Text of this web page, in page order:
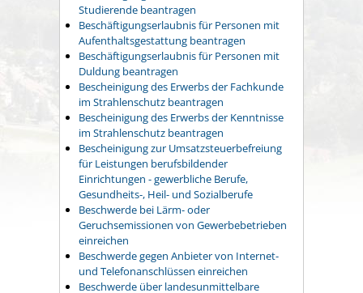
Studierende beantragen
Beschäftigungserlaubnis für Personen mit
Aufenthaltsgestattung beantragen
Beschäftigungserlaubnis für Personen mit
Duldung beantragen
Bescheinigung des Erwerbs der Fachkunde
im Strahlenschutz beantragen
Bescheinigung des Erwerbs der Kenntnisse
im Strahlenschutz beantragen
Bescheinigung zur Umsatzsteuerbefreiung
für Leistungen berufsbildender
Einrichtungen - gewerbliche Berufe,
Gesundheits-, Heil- und Sozialberufe
Beschwerde bei Lärm- oder
Geruchsemissionen von Gewerbebetrieben
einreichen
Beschwerde gegen Anbieter von Internet-
und Telefonanschlüssen einreichen
Beschwerde über landesunmittelbare